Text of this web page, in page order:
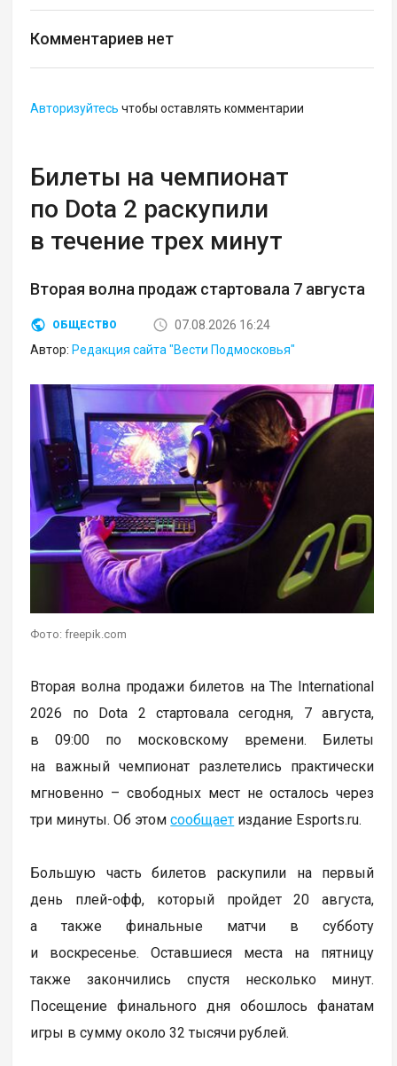
Комментариев нет
Авторизуйтесь чтобы оставлять комментарии
Билеты на чемпионат
по Dota 2 раскупили
в течение трех минут
Вторая волна продаж стартовала 7 августа
ОБЩЕСТВО
07.08.2026 16:24
Автор: Редакция сайта "Вести Подмосковья"
Фото: freepik.com
Вторая волна продажи билетов на The International
2026 по Dota 2 стартовала сегодня, 7 августа,
в 09:00 по московскому времени. Билеты
на важный чемпионат разлетелись практически
мгновенно – свободных мест не осталось через
три минуты. Об этомсообщает издание Esports.ru.
Большую часть билетов раскупили на первый
день плей-офф, который пройдет 20 августа,
а также финальные матчи в субботу
и воскресенье. Оставшиеся места на пятницу
также закончились спустя несколько минут.
Посещение финального дня обошлось фанатам
игры в сумму около 32 тысячи рублей.